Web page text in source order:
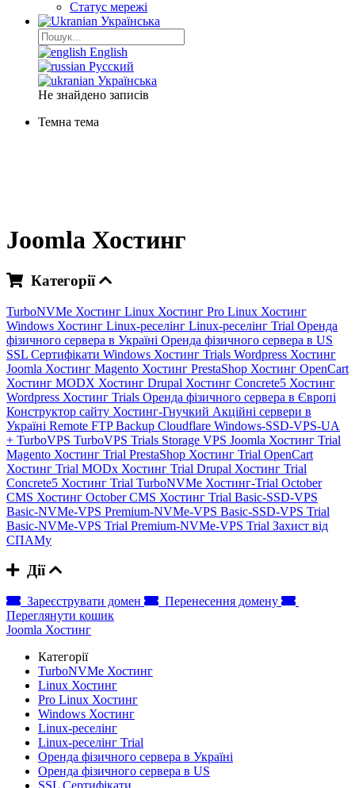
Статус мережі
Українська
English
Русский
Українська
Не знайдено записів
Темна тема
Joomla Хостинг
Категорії
TurboNVMe Хостинг Linux Хостинг Pro Linux Хостинг
Windows Хостинг Linux-реселінг Linux-реселінг Trial Оренда
фізичного сервера в Україні Оренда фізичного сервера в US
SSL Сертифікати Windows Хостинг Trials Wordpress Хостинг
Joomla Хостинг Magento Хостинг PrestaShop Хостинг OpenCart
Хостинг MODX Хостинг Drupal Хостинг Concrete5 Хостинг
Wordpress Хостинг Trials Оренда фізичного сервера в Європі
Конструктор сайту Хостинг-Гнучкий Акційні сервери в
Україні Remote FTP Backup Cloudflare Windows-SSD-VPS-UA
+ TurboVPS TurboVPS Trials Storage VPS Joomla Хостинг Trial
Magento Хостинг Trial PrestaShop Хостинг Trial OpenCart
Хостинг Trial MODx Хостинг Trial Drupal Хостинг Trial
Concrete5 Хостинг Trial TurboNVMe Хостинг-Trial October
CMS Хостинг October CMS Хостинг Trial Basic-SSD-VPS
Basic-NVMe-VPS Premium-NVMe-VPS Basic-SSD-VPS Trial
Basic-NVMe-VPS Trial Premium-NVMe-VPS Trial Захист від
СПАМу
Дії
Зареєструвати домен
Перенесення домену
Переглянути кошик
Joomla Хостинг
Категорії
TurboNVMe Хостинг
Linux Хостинг
Pro Linux Хостинг
Windows Хостинг
Linux-реселінг
Linux-реселінг Trial
Оренда фізичного сервера в Україні
Оренда фізичного сервера в US
SSL Сертифікати